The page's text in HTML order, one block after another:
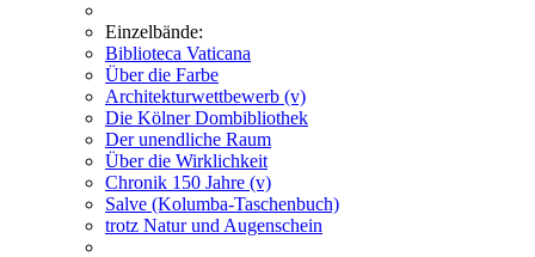
Einzelbände:
Biblioteca Vaticana
Über die Farbe
Architekturwettbewerb (v)
Die Kölner Dombibliothek
Der unendliche Raum
Über die Wirklichkeit
Chronik 150 Jahre (v)
Salve (Kolumba-Taschenbuch)
trotz Natur und Augenschein